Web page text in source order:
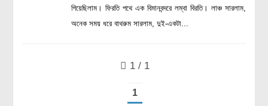
গিয়েছিলাম। ফিরতি পথে এক বিমানবন্দরে লম্বা বিরতি। লাঞ্চ সারলাম,
অনেক সময় ধরে বাথরুম সারলাম, দুই-একটা...
1 / 1
1